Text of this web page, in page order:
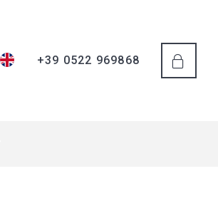
+39 0522 969868